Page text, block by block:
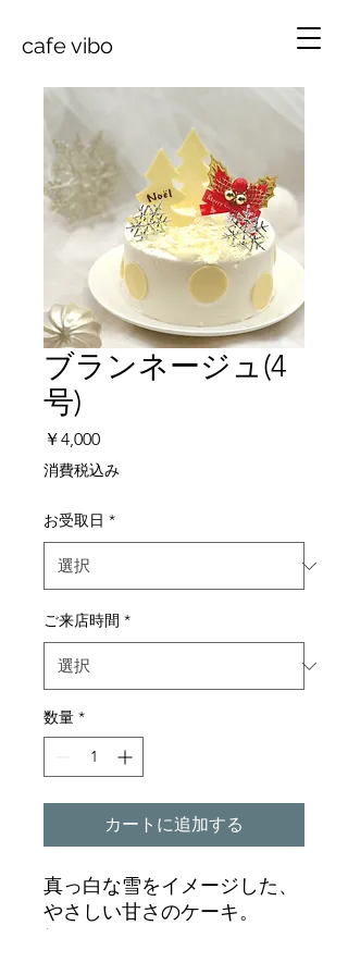
cafe vibo
ブランネージュ(4
号)
￥4,000価
格
消費税込み
お受取日 *
ご来店時間 *
数量 *
カートに追加する
真っ白な雪をイメージした、
やさしい甘さのケーキ。